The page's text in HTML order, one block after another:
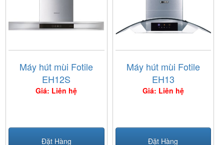
Máy hút mùi Fotile
EH12S
Giá: Liên hệ
Đặt Hàng
Máy hút mùi Fotile
EH13
Giá: Liên hệ
Đặt Hàng